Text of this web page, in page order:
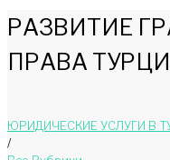
РАЗВИТИЕ
ПРАВА
ЮРИДИЧЕСКИЕ УСЛУГИ В
/